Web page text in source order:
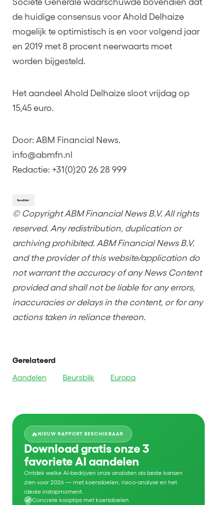
de huidige consensus voor Ahold Delhaize
mogelijk te optimistisch is en voor volgend jaar
en 2019 met 8 procent neerwaarts moet
worden bijgesteld.
Het aandeel Ahold Delhaize sloot vrijdag op
15,45 euro.
Door: ABM Financial News.
info@abmfn.nl
Redactie: +31(0)20 26 28 999
© Copyright ABM Financial News B.V. All rights
reserved. Any redistribution, duplication or
archiving prohibited. ABM Financial News B.V.
and the provider of this website/application do
not warrant the accuracy of any News Content
provided and shall not be liable for any errors,
inaccuracies or delays in the content, or for any
actions taken in reliance thereon.
Gerelateerd
Aandelen
Beursblik Europa
🔥NIEUW RAPPORT BESCHIKBAAR
Download gratis onze 3
favoriete AI aandelen
Ontdek welke AI-bedrijven onze analisten als beste kansen
zien voor 2026 — met koersdoelen, risico-analyse en het
ideale instapmoment.
Concrete kooptips met koersdoelen